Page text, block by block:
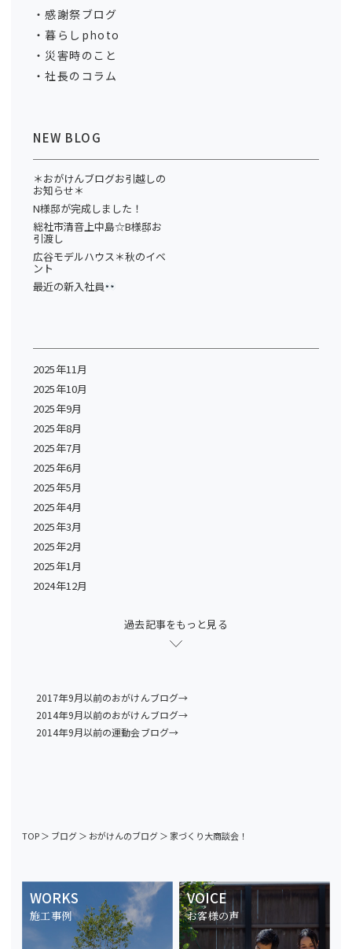
感謝祭ブログ
暮らしphoto
災害時のこと
社長のコラム
NEW BLOG
＊おがけんブログお引越しの
お知らせ＊
N様邸が完成しました！
総社市清音上中島☆B様邸お
引渡し
広谷モデルハウス＊秋のイベ
ント
最近の新入社員
2025年11月
2025年10月
2025年9月
2025年8月
2025年7月
2025年6月
2025年5月
2025年4月
2025年3月
2025年2月
2025年1月
2024年12月
過去記事をもっと見る
2017年9月以前のおがけんブログ→
2014年9月以前のおがけんブログ→
2014年9月以前の運動会ブログ→
TOP＞ ブログ＞ おがけんのブログ＞ 家づくり大商談会！
WORKS
施工事例
VOICE
お客様の声